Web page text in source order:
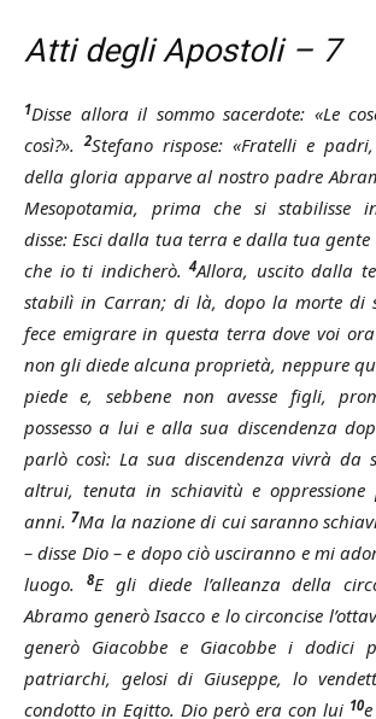
Atti degli Apostoli – 7
1Disse allora il sommo sacerdote: «Le
così?».2Stefano rispose: «Fratelli e
della gloria apparve al nostro padre
Mesopotamia, prima che si stabilisse
disse: Esci dalla tua terra e dalla tua
che io ti indicherò. 4Allora, uscito dalla
stabilì in Carran; di là, dopo la morte di
fece emigrare in questa terra dove voi
non gli diede alcuna proprietà, neppure
piede e, sebbene non avesse figli,
possesso a lui e alla sua discendenza
parlò così: La sua discendenza vivrà da
altrui, tenuta in schiavitù e oppressione
anni.7Ma la nazione di cui saranno
– disse Dio – e dopo ciò usciranno e mi
luogo.
8E gli diede l’alleanza della
Abramo generò Isacco e lo circoncise
generò Giacobbe e Giacobbe i dodici
patriarchi, gelosi di Giuseppe, lo
condotto in Egitto. Dio però era con lui 10